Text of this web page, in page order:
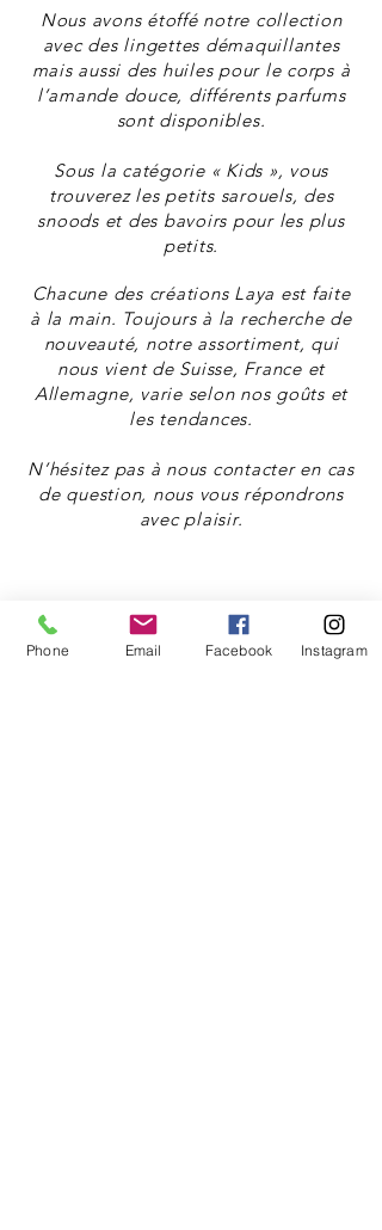
Nous avons étoffé notre collection
avec des lingettes démaquillantes
mais aussi des huiles pour le corps à
l’amande douce, différents parfums
sont disponibles.
Sous la catégorie « Kids », vous
trouverez les petits sarouels, des
snoods et des bavoirs pour les plus
petits.
Chacune des créations Laya est faite
à la main. Toujours à la recherche de
nouveauté, notre assortiment, qui
nous vient de Suisse, France et
Allemagne, varie selon nos goûts et
les tendances.
N’hésitez pas à nous contacter en cas
de question, nous vous répondrons
avec plaisir.
Laya Couture
Phone Email Facebook Instagram